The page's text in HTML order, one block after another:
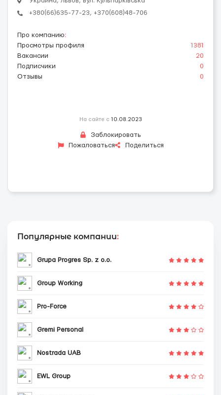
+380(66)635-77-23, +370(608)48-706
Про компанию:
Просмотры профиля
1381
Вакансии
20
Подписчики
0
Отзывы
0
На сайте с 10.08.2023
Заблокировать
Пожаловаться
Поделиться
Популярные компании:
Grupa Progres Sp. z o.o.
Group Working
Pro-Force
Gremi Personal
Nostrada UAB
EWL Group